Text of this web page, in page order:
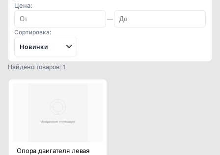
Цена:
—
Сортировка:
Новинки
Найдено товаров: 1
Опора двигателя левая